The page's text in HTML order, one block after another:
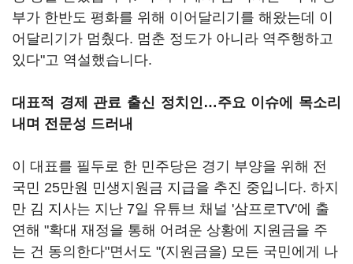
부가 한반도 평화를 위해 이어달리기를 해왔는데 이
어달리기가 멈췄다. 멈춘 정도가 아니라 역주행하고
있다"고 역설했습니다.
대표적 경제 관료 출신 정치인…주요 이슈에 목소리
내며 전문성 드러내
이 대표를 필두로 한 민주당은 경기 부양을 위해 전
국민 25만원 민생지원금 지급을 추진 중입니다. 하지
만 김 지사는 지난 7일 유튜브 채널 '삼프로TV'에 출
연해 "확대 재정을 통해 어려운 상황에 지원금을 주
는 건 동의한다"면서도 "(지원금을) 모든 국민에게 나